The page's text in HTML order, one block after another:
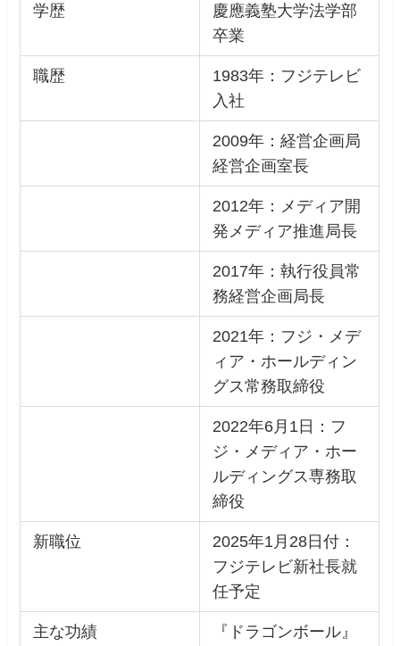
学歴
慶應義塾大学法学部
卒業
職歴
1983年：フジテレビ
入社
2009年：経営企画局
経営企画室長
2012年：メディア開
発メディア推進局長
2017年：執行役員常
務経営企画局長
2021年：フジ・メデ
ィア・ホールディン
グス常務取締役
2022年6月1日：フ
ジ・メディア・ホー
ルディングス専務取
締役
新職位
2025年1月28日付：
フジテレビ新社長就
任予定
主な功績
『ドラゴンボール』